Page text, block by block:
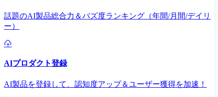
話題のAI製品総合力＆バズ度ランキング（年間/月間/デイリ
ー）
AIプロダクト登録
AI製品を登録して、認知度アップ＆ユーザー獲得を加速！